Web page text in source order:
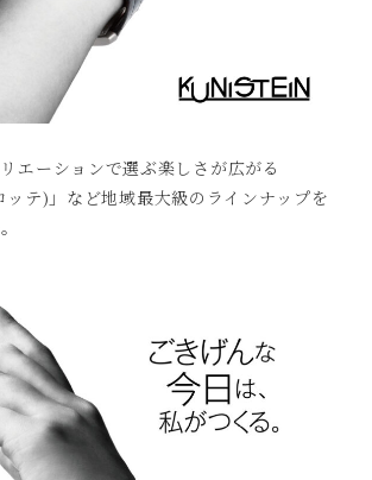
エーションで選ぶ楽しさが広がる
ッテ)」など地域最大級のラインナップを